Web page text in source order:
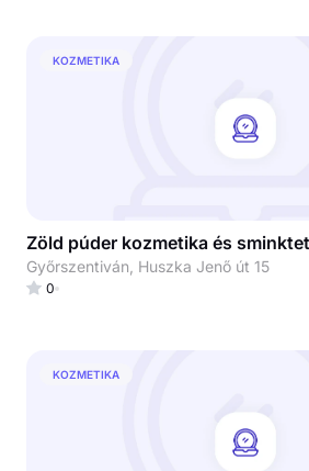
KOZMETIKA
Zöld púder kozmetika és
Győrszentiván, Huszka Jenő út 15
0
KOZMETIKA